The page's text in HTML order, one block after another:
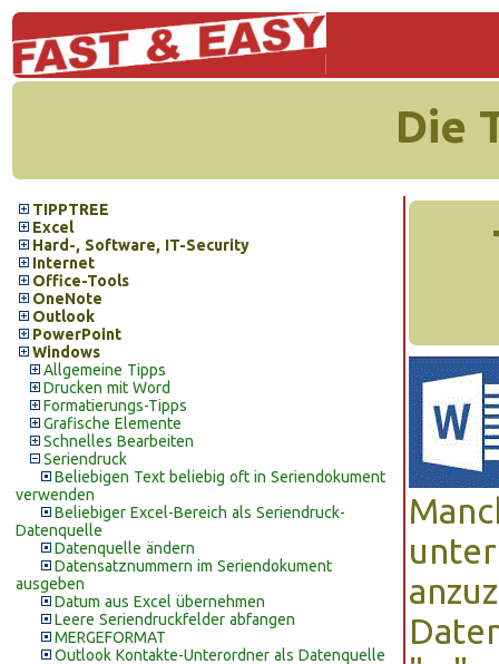
Die
TIPPTREE
Excel
Hard-, Software, IT-Security
Internet
Office-Tools
OneNote
Outlook
PowerPoint
Windows
Allgemeine Tipps
Drucken mit Word
Formatierungs-Tipps
Grafische Elemente
Schnelles Bearbeiten
Seriendruck
Beliebigen Text beliebig oft in Seriendokument
verwenden
Beliebiger Excel-Bereich als Seriendruck-
Datenquelle
Datenquelle ändern
Datensatznummern im Seriendokument
ausgeben
Datum aus Excel übernehmen
Leere Seriendruckfelder abfangen
MERGEFORMAT
Outlook Kontakte-Unterordner als Datenquelle